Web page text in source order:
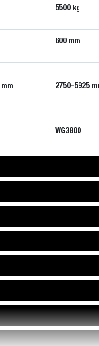
5500 kg
600 mm
mm 2750-5925
WG3800